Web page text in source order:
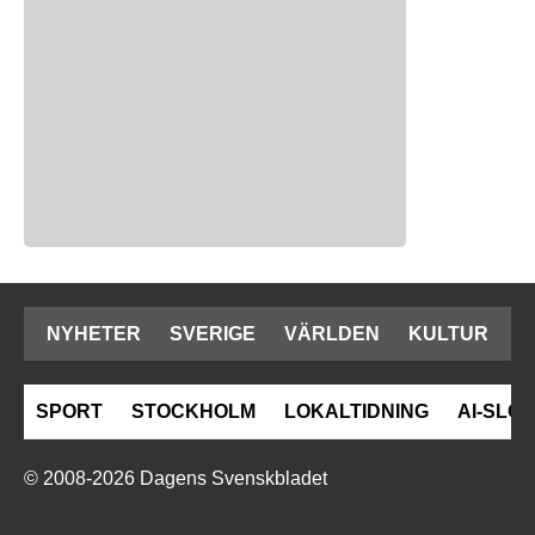
NYHETER SVERIGE VÄRLDEN KULTUR
SPORT STOCKHOLM LOKALTIDNING AI-SLOP
© 2008-2026 Dagens Svenskbladet